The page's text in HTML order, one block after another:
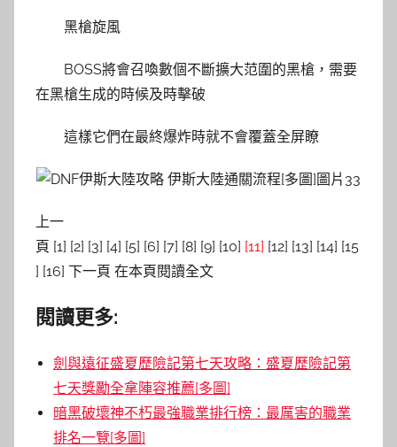
黑槍旋風
BOSS將會召喚數個不斷擴大范圍的黑槍，需要
在黑槍生成的時候及時擊破
這樣它們在最終爆炸時就不會覆蓋全屏瞭
上一
頁 [1] [2] [3] [4] [5] [6] [7] [8] [9] [10] [11] [12] [13] [14] [15
] [16] 下一頁 在本頁閱讀全文
閱讀更多:
劍與遠征盛夏歷險記第七天攻略：盛夏歷險記第
七天獎勵全拿陣容推薦[多圖]
暗黑破壞神不朽最強職業排行榜：最厲害的職業
排名一覽[多圖]